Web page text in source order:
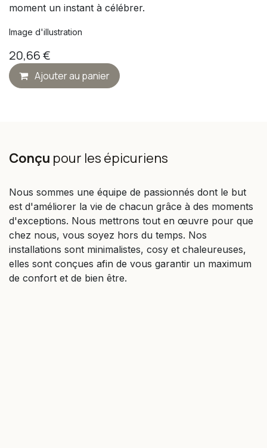
moment un instant à célébrer.
Image d'illustration
20,66€
Ajouter au panier
Conçu pour les épicuriens
Nous sommes une équipe de passionnés dont le but
est d'améliorer la vie de chacun grâce à des moments
d'exceptions. Nous mettrons tout en œuvre pour que
chez nous, vous soyez hors du temps. Nos
installations sont minimalistes, cosy et chaleureuses,
elles sont conçues afin de vous garantir un maximum
de confort et de bien être.